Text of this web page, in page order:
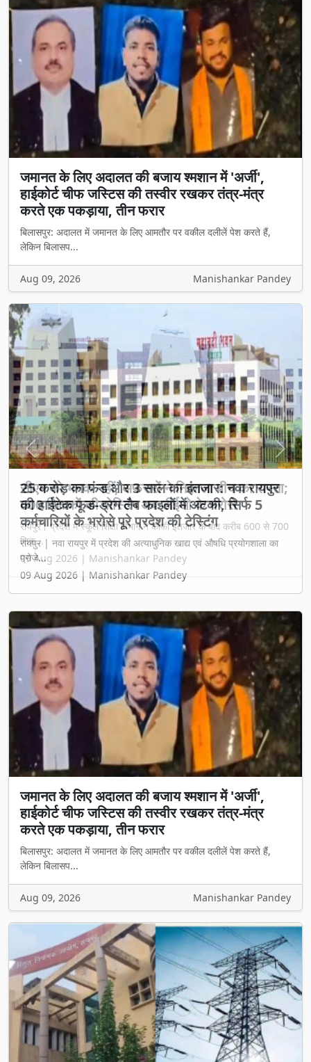
जमानत के लिए अदालत की बजाय श्मशान में 'अर्जी',
हाईकोर्ट चीफ जस्टिस की तस्वीर रखकर तंत्र-मंत्र
करते एक पकड़ाया, तीन फरार
बिलासपुर: अदालत में जमानत के लिए आमतौर पर वकील दलीलें पेश करते हैं,
लेकिन बिलासप...
Aug 09, 2026 Manishankar Pandey
सीएम को भनक नहीं, अफसरों ने निकाला बीच का रास्ता;
600 शिक्षकों की पोस्टिंग अब डीईओ के भरोसे
रायपुर। प्रदेश में स्कूल शिक्षा विभाग ने काफी इंतजार के बाद करीब 600 से 700
शिक्...
09 Aug 2026 | Manishankar Pandey
Previous Next
जमानत के लिए अदालत की बजाय श्मशान में 'अर्जी',
हाईकोर्ट चीफ जस्टिस की तस्वीर रखकर तंत्र-मंत्र
करते एक पकड़ाया, तीन फरार
बिलासपुर: अदालत में जमानत के लिए आमतौर पर वकील दलीलें पेश करते हैं,
लेकिन बिलासप...